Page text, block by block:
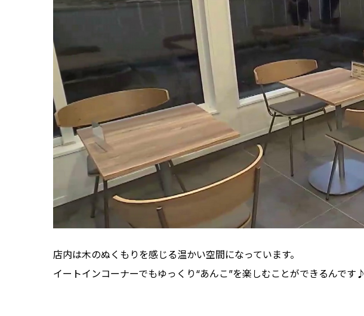
店内は木のぬくもりを感じる温かい空間になっています。
イートインコーナーでもゆっくり“あんこ”を楽しむことができるんです♪